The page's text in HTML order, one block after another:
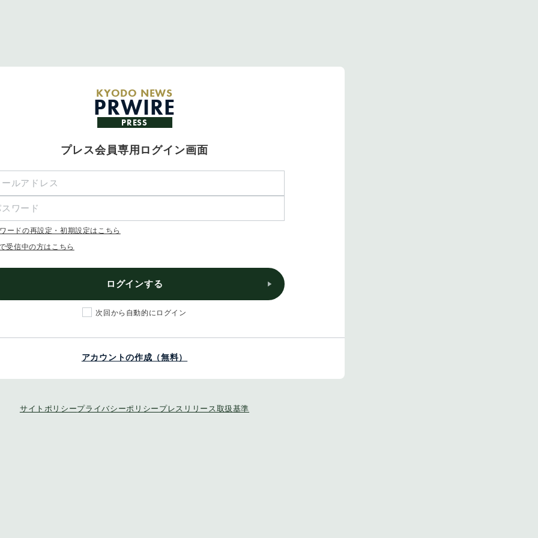
KYODO NEWS
PRWIRE
PRESS
プレス会員専用ログイン画面
ードの再設定・初期設定はこちら
受信中の方はこちら
ログインする
次回から自動的にログイン
アカウントの作成（無料）
サイトポリシープライバシーポリシー プレスリリース取扱基準